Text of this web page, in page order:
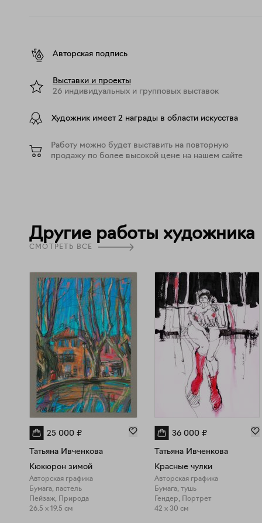
Авторская подпись
Выставки и проекты
26 индивидуальных и групповых выставок
Художник имеет 2 награды в области искусства
Работу можно будет выставить на повторную
продажу по более высокой цене на нашем сайте
Другие работы художника
СМОТРЕТЬ ВСЕ
25 000 ₽
Татьяна Ивченкова
Кюкюрон зимой
Авторская графика
Бумага, пастель
Пейзаж, Природа
26.5 x 19.5 см
36 000 ₽
Татьяна Ивченкова
Красные чулки
Авторская графика
Бумага, тушь
Гендер, Портрет
42 x 30 см